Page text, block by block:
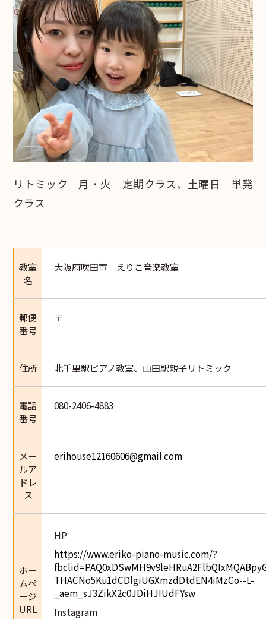
リトミック 月・火 定期クラス、土曜日 単発
クラス
教室
名
大阪府吹田市 えりこ音楽教室
郵便
番号
〒
住所 北千里駅ピアノ教室、山田駅親子リトミック
電話
番号
080-2406-4883
メー
ルア
ドレ
ス
erihouse12160606@gmail.com
ホー
ムペ
ージ
URL
HP
https://www.eriko-piano-music.com/?
THACNo5Ku1dCDlgiUGXmzdDtdEN4iMzCo--L-
_aem_sJ3ZikX2c0JDiHJIUdFYsw
Instagram